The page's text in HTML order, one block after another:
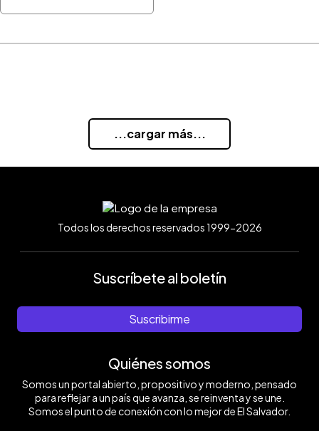
...cargar más...
Todos los derechos reservados 1999-2026
Suscríbete al boletín
Suscribirme
Quiénes somos
Somos un portal abierto, propositivo y moderno, pensado
para reflejar a un país que avanza, se reinventa y se une.
Somos el punto de conexión con lo mejor de El Salvador.